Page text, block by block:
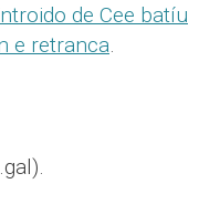
de Cee batíu
e retranca.